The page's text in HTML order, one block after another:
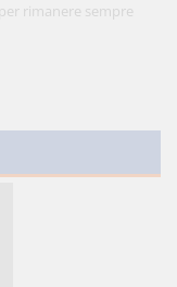
rimanere sempre